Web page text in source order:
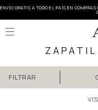
ENVÍO GRATIS A TODO EL PAÍS EN
